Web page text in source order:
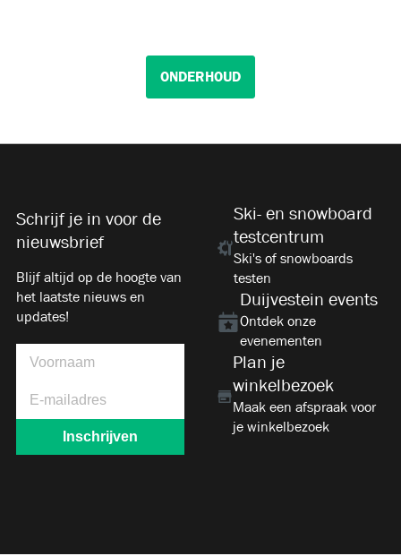
ONDERHOUD
Ski- en snowboard
testcentrum
Ski's of snowboards
testen
Duijvestein events
Ontdek onze
evenementen
Plan je
winkelbezoek
Maak een afspraak voor
je winkelbezoek
Schrijf je in voor de
nieuwsbrief
Blijf altijd op de hoogte van
het laatste nieuws en
updates!